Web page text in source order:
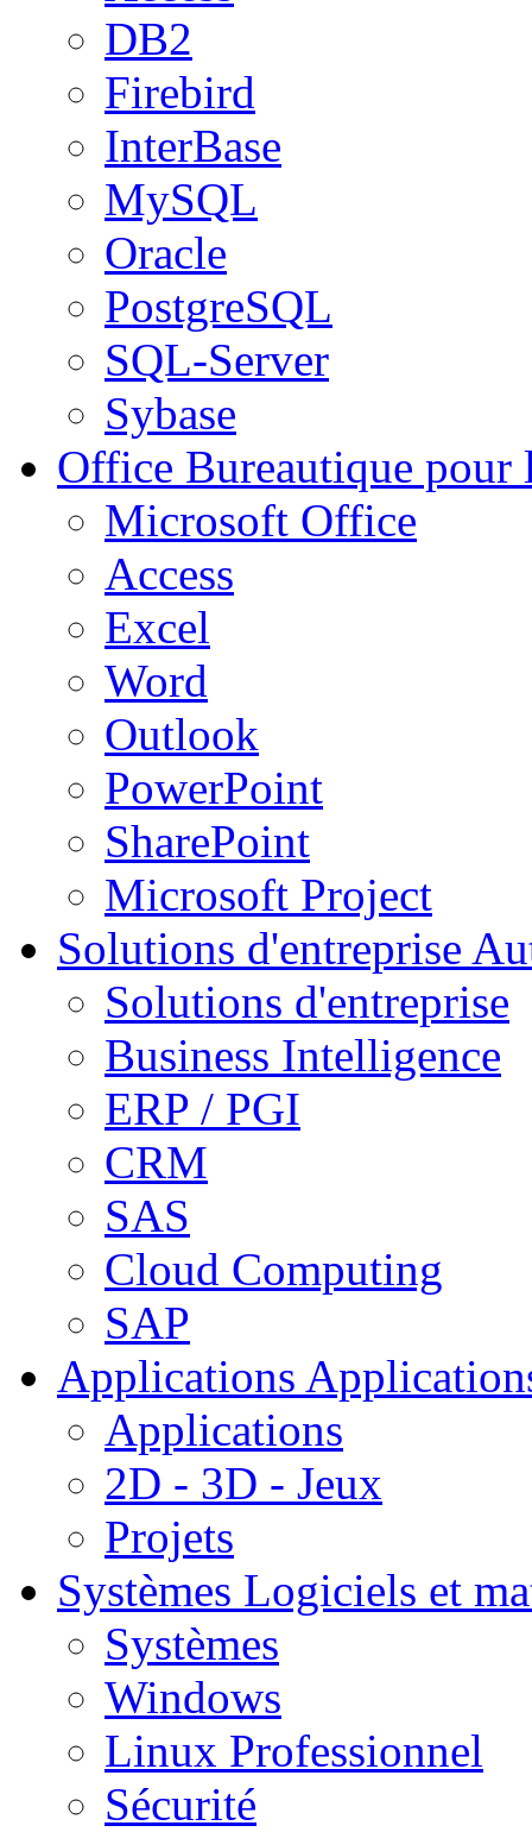
DB2
Firebird
InterBase
MySQL
Oracle
PostgreSQL
SQL-Server
Sybase
Office Bureautique pour
Microsoft Office
Access
Excel
Word
Outlook
PowerPoint
SharePoint
Microsoft Project
Solutions d'entreprise
Solutions d'entreprise
Business Intelligence
ERP / PGI
CRM
SAS
Cloud Computing
SAP
Applications
Applications
2D - 3D - Jeux
Projets
Systèmes Logiciels et
Systèmes
Windows
Linux Professionnel
Sécurité